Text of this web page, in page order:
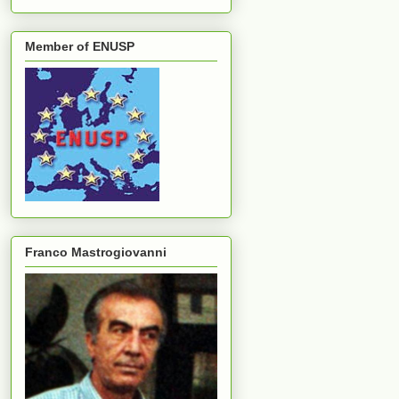
Member of ENUSP
Franco Mastrogiovanni